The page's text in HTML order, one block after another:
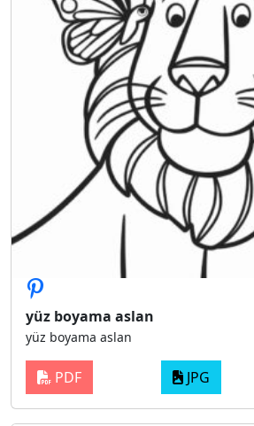
yüz boyama aslan
yüz boyama aslan
PDF JPG